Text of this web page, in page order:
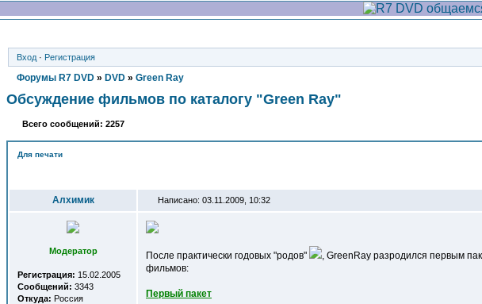
Вход · Регистрация
Форумы R7 DVD » DVD » Green Ray
Обсуждение фильмов по каталогу "Green Ray"
Всего сообщений: 2257
Для печати
Алхимик Написано: 03.11.2009, 10:32
Модератор
Регистрация: 15.02.2005
Сообщений: 3343
Откуда: Россия
После практически годовых "родов"
, GreenRay разродился первым
фильмов:
Первый пакет